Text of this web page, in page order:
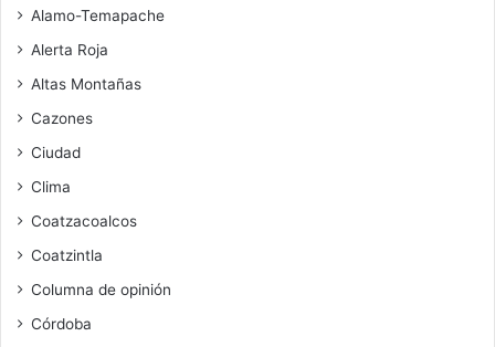
Alamo-Temapache
Alerta Roja
Altas Montañas
Cazones
Ciudad
Clima
Coatzacoalcos
Coatzintla
Columna de opinión
Córdoba